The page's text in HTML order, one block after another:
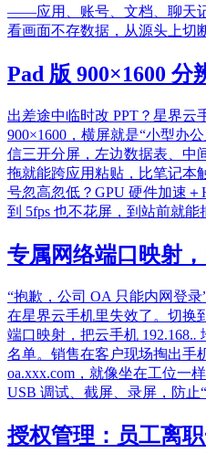
——应用、账号、文档、聊天
看画面不存数据，从源头上切
Pad 版 900×1600
出差途中临时改 PPT？星界云
900×1600，横屏就是“小型办
信三开分屏，左边数据表、中
拖就能跨应用粘贴，比笔记本
号忽高忽低？GPU 硬件加速
到 5fps 也不花屏，到站前就能
专属网络端口映射
“抱歉，公司 OA 只能内网登
在星界云手机里失效了。切换
端口映射，把云手机 192.168..
名单。销售在客户现场掏出手
oa.xxx.com，就像坐在工位一
USB 调试、截屏、录屏，防止“
授权管理：员工离